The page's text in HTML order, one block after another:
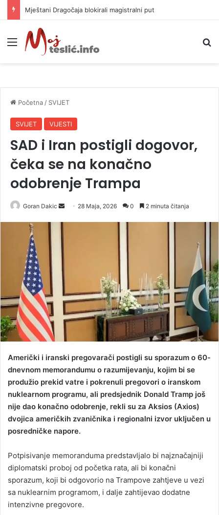
Helikopter ponovo gasi vatru u selima kod Trebinja
Meni
Početna / SVIJET
SVIJET VIJESTI
SAD i Iran postigli dogovor,
čeka se na konačno
odobrenje Trampa
Goran Dakic
a
i
l
28 Maja, 2026 0 2 minuta čitanja
Američki i iranski pregovarači postigli su sporazum o 60-
dnevnom memorandumu o razumijevanju, kojim bi se
produžio prekid vatre i pokrenuli pregovori o iranskom
nuklearnom programu, ali predsjednik Donald Tramp još
nije dao konačno odobrenje, rekli su za Aksios (Axios)
dvojica američkih zvaničnika i regionalni izvor uključen u
posredničke napore.
Potpisivanje memoranduma predstavljalo bi najznačajniji
diplomatski proboj od početka rata, ali bi konačni
sporazum, koji bi odgovorio na Trampove zahtjeve u vezi
sa nuklearnim programom, i dalje zahtijevao dodatne
intenzivne pregovore.